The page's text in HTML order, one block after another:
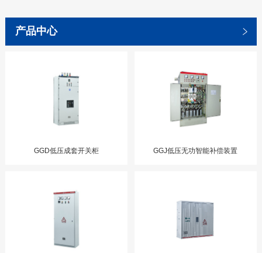
产品中心
GGD低压成套开关柜 GGJ低压无功智能补偿装置